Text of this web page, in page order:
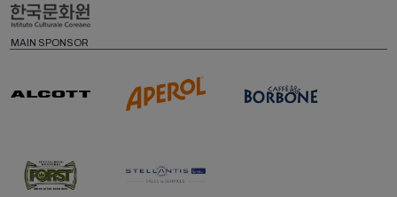
MAIN SPONSOR